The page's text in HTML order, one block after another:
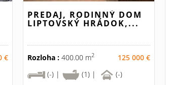
€
PREDAJ, RODINNÝ DOM
LIPTOVSKÝ HRÁDOK,...
Rozloha :400.00 m2
125 000 €
(-) |
(1) | (-)